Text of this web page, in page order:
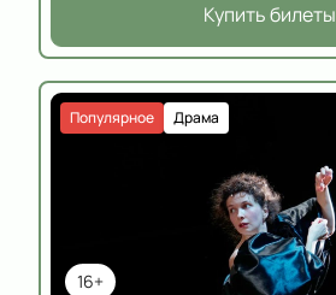
Купить билеты
16+
Драма
Популярное